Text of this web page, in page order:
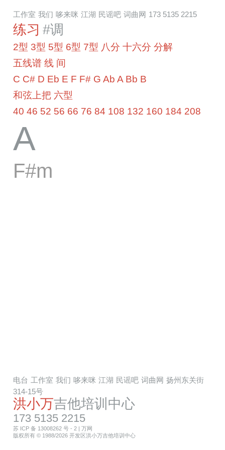
工作室 我们 哆来咪 江湖 民谣吧 词曲网 173 5135 2215
练习 #调
2型 3型 5型 6型 7型 八分 十六分 分解
五线谱 线 间
C C# D Eb E F F# G Ab A Bb B
和弦上把 六型
40 46 52 56 66 76 84 108 132 160 184 208
A
F#m
电台 工作室 我们 哆来咪 江湖 民谣吧 词曲网 扬州东关街
314-15号
洪小万吉他培训中心
173 5135 2215
苏 ICP 备 13008262 号 - 2 |万网
版权所有 © 1988/2026 开发区洪小万吉他培训中心